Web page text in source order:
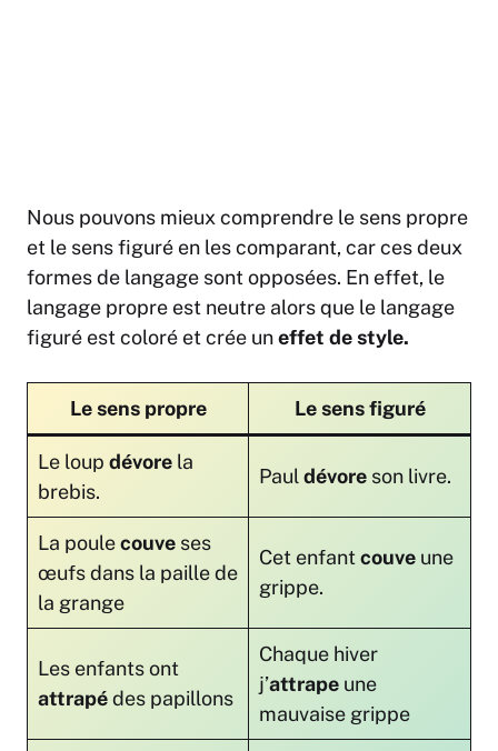
Nous pouvons mieux comprendre le sens propre
et le sens figuré en les comparant, car ces deux
formes de langage sont opposées. En effet, le
langage propre est neutre alors que le langage
figuré est coloré et crée uneffet de style.
Le sens propre Le sens figuré
Le loup dévore la
brebis.
Paul dévore son livre.
La poulecouve ses
œufs dans la paille de
la grange
Cet enfant couve une
grippe.
Les enfants ont
attrapédes papillons
Chaque hiver
j’attrape une
mauvaise grippe